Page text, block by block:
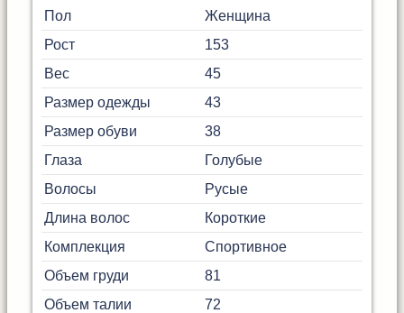
Пол
Женщина
Рост
153
Вес
45
Размер одежды
43
Размер обуви
38
Глаза
Голубые
Волосы
Русые
Длина волос
Короткие
Комплекция
Спортивное
Объем груди
81
Объем талии
72